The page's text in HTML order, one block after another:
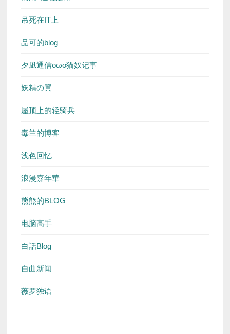
吊死在IT上
品可的blog
夕凪通信oωo猫奴记事
妖精の翼
屋顶上的轻骑兵
毒兰的博客
浅色回忆
浪漫嘉年華
熊熊的BLOG
电脑高手
白話Blog
自曲新闻
薇罗独语